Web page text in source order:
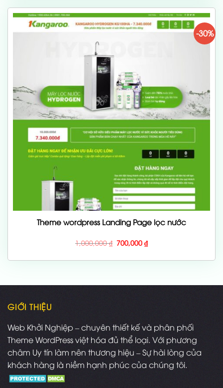
-30%
Theme wordpress Landing Page lọc nước
1,000,000₫ Giá
gốc
1,000,000 ₫.
700,000₫Giá
hiện
là:
GIỚI THIỆU
Web Khởi Nghiệp – chuyên thiết kế và phân phối
Theme WordPress việt hóa đủ thể loại. Với phương
châm Uy tín làm nên thương hiệu – Sự hài lòng của
khách hàng là niềm hạnh phúc của chúng tôi.